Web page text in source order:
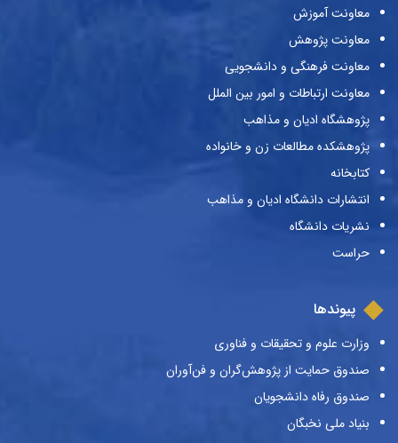
معاونت آموزش
معاونت پژوهش
معاونت فرهنگی و دانشجویی
معاونت ارتباطات و امور بین الملل
پژوهشگاه ادیان و مذاهب
پژوهشکده مطالعات زن و خانواده
کتابخانه
انتشارات دانشگاه ادیان و مذاهب
نشریات دانشگاه
حراست
پیوندها
وزارت علوم و تحقیقات و فناوری
صندوق حمایت از پژوهش‌گران و فن‌آوران
صندوق رفاه دانشجویان
بنیاد ملی نخبگان